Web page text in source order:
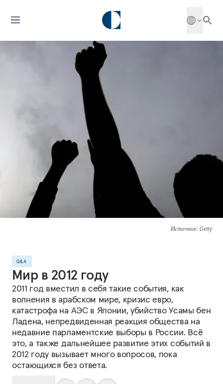
Источник: Getty
Q&A
Мир в 2012 году
2011 год вместил в себя такие события, как
волнения в арабском мире, кризис евро,
катастрофа на АЭС в Японии, убийство Усамы бен
Ладена, непредвиденная реакция общества на
недавние парламентские выборы в России. Всё
это, а также дальнейшее развитие этих событий в
2012 году вызывает много вопросов, пока
остающихся без ответа.